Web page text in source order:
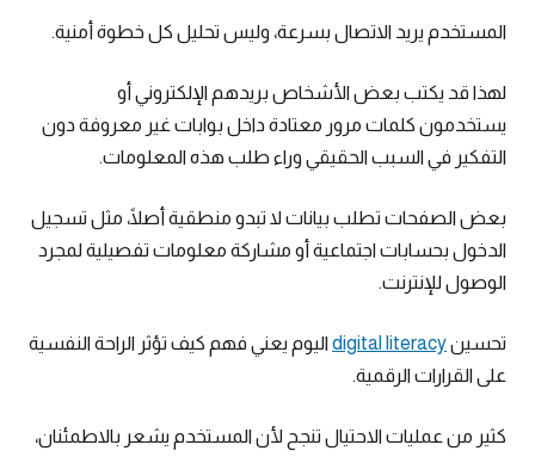
المستخدم يريد الاتصال بسرعة، وليس تحليل كل خطوة أمنية.
لهذا قد يكتب بعض الأشخاص بريدهم الإلكتروني أو
يستخدمون كلمات مرور معتادة داخل بوابات غير معروفة دون
التفكير في السبب الحقيقي وراء طلب هذه المعلومات.
بعض الصفحات تطلب بيانات لا تبدو منطقية أصلًا، مثل تسجيل
الدخول بحسابات اجتماعية أو مشاركة معلومات تفصيلية لمجرد
الوصول للإنترنت.
تحسينdigital literacy اليوم يعني فهم كيف تؤثر الراحة النفسية
على القرارات الرقمية.
كثير من عمليات الاحتيال تنجح لأن المستخدم يشعر بالاطمئنان،